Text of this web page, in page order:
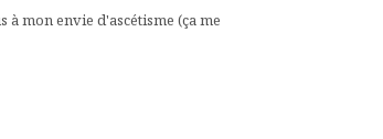
mon envie d'ascétisme (ça me